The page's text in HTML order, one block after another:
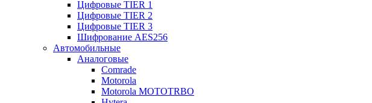
Цифровые TIER 1
Цифровые TIER 2
Цифровые TIER 3
Шифрование AES256
Автомобильные
Аналоговые
Comrade
Motorola
Motorola MOTOTRBO